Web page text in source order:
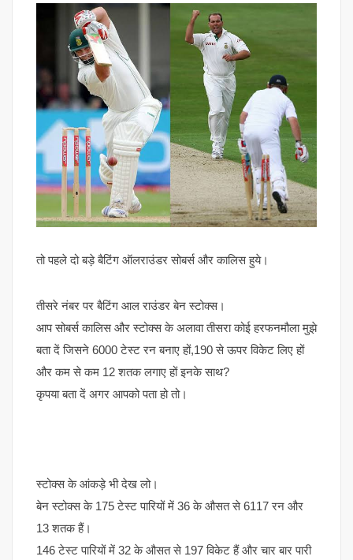
तो पहले दो बड़े बैटिंग ऑलराउंडर सोबर्स और कालिस हुये।
तीसरे नंबर पर बैटिंग आल राउंडर बेन स्टोक्स।
आप सोबर्स कालिस और स्टोक्स के अलावा तीसरा कोई हरफनमौला मुझे
बता दें जिसने 6000 टेस्ट रन बनाए हों,190 से ऊपर विकेट लिए हों
और कम से कम 12 शतक लगाए हों इनके साथ?
कृपया बता दें अगर आपको पता हो तो।
स्टोक्स के आंकड़े भी देख लो।
बेन स्टोक्स के 175 टेस्ट पारियों में 36 के औसत से 6117 रन और
13 शतक हैं।
146 टेस्ट पारियों में 32 के औसत से 197 विकेट हैं और चार बार पारी